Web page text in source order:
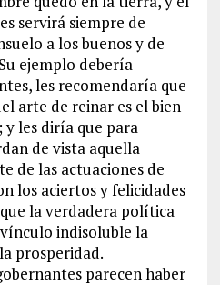
servirá siempre de
a los buenos y de
ejemplo debería
les recomendaría que
arte de reinar es el bien
y les diría que para
de vista aquella
de las actuaciones de
los aciertos y felicidades
la verdadera política
indisoluble la
prosperidad.
parecen haber